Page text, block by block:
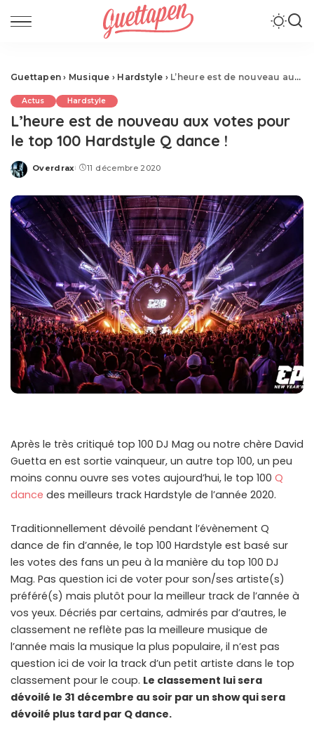
Guettapen › Musique › Hardstyle › L’heure est de nouveau aux votes pour le top 100 Hardstyle Q dance !
Actus Hardstyle
L’heure est de nouveau aux votes pour
le top 100 Hardstyle Q dance !
Posted
Overdrax 11 décembre 2020
Après le très critiqué top 100 DJ Mag ou notre chère David
Guetta en est sortie vainqueur, un autre top 100, un peu
moins connu ouvre ses votes aujourd’hui, le top 100 Q
dance des meilleurs track Hardstyle de l’année 2020.
Traditionnellement dévoilé pendant l’évènement Q
dance de fin d’année, le top 100 Hardstyle est basé sur
les votes des fans un peu à la manière du top 100 DJ
Mag. Pas question ici de voter pour son/ses artiste(s)
préféré(s) mais plutôt pour la meilleur track de l’année à
vos yeux. Décriés par certains, admirés par d’autres, le
classement ne reflète pas la meilleure musique de
l’année mais la musique la plus populaire, il n’est pas
question ici de voir la track d’un petit artiste dans le top
classement pour le coup. Le classement lui sera
dévoilé le 31 décembre au soir par un show qui sera
dévoilé plus tard par Q dance.